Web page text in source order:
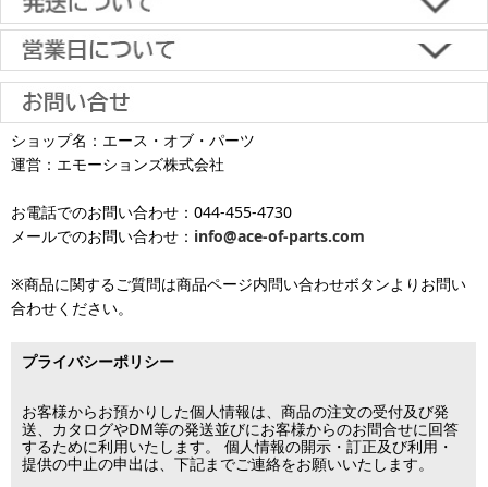
※銀行振り込み・郵便振替・コンビニ決済・PayPayオンライン決済
の場合、ご入金確認後の発送となります。
※一部適用外の地域や商品がありますのでご了承ください。
※お届け先が異なる場合は別途お届け先分の送料がかかります。
沖縄へのお届けは、送料とは別に地域料金が発生します。サイズに
より金額が異なるので、詳しい料金については
となります（当日・土日祝日出荷不可）
原則として返品は受け付けておりません。
金具に関しては、条件を満たしている場合は返品をお受けいたしま
す。
【初期不良・保証について】
商品到着後1週間以内であれば、初期不良の受け付けを行います。
返品対応の詳細、各種保証については
をご覧ください。
土日祝日も当日出荷いたします
■お届けについて
お届け日のご指定がない場合は、最短出荷・最短到着で発送いたし
ます。
平日は15時・土曜は11時・日曜祝日は10時までのご注文で当日出荷
が可能です。
済・代引決済のみ当日出荷が可能です。
※クレジットカード・代引き決済以外のお支払方法を選択されてい
※メーカー発注品は除きます。
土 日 祝日も
発送しています
※出荷休業日を除く
この日は出荷業務を行いませんので予めご了承下さい。
■営業日
ショップ名：エース・オブ・パーツ
運営：エモーションズ株式会社
お電話でのお問い合わせ：044-455-4730
メールでのお問い合わせ： info@ace-of-parts.com
※商品に関するご質問は商品ページ内問い合わせボタンよりお問い
合わせください。
プライバシーポリシー
お客様からお預かりした個人情報は、商品の注文の受付及び発
送、カタログやDM等の発送並びにお客様からのお問合せに回答
するために利用いたします。 個人情報の開示・訂正及び利用・
提供の中止の申出は、下記までご連絡をお願いいたします。